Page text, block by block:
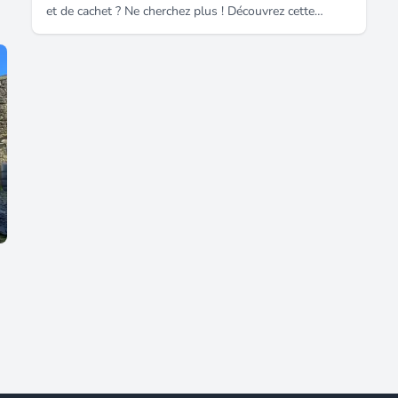
et de cachet ? Ne cherchez plus ! Découvrez cette